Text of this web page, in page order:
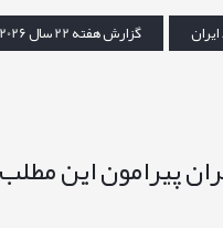
گزارش هفته 22 سال 2026
پیرامون این مطلب